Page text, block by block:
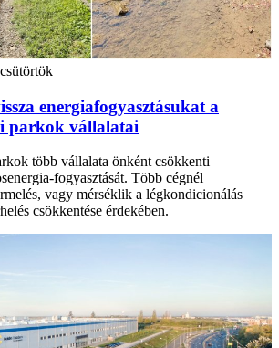
energiafogyasztásukat a
parkok vállalatai
több vállalata önként csökkenti
fogyasztását. Több cégnél
vagy mérséklik a légkondicionálás
csökkentése érdekében.